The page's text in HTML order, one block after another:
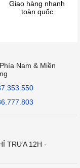
Giao hàng nhanh
toàn quốc
Phía Nam & Miền
TRƯA 12H -